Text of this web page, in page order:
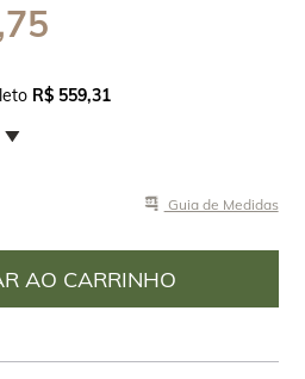
R$ 559,31
Guia de Medidas